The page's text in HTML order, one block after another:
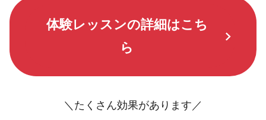
体験レッスンの詳細はこち
ら
＼たくさん効果があります／